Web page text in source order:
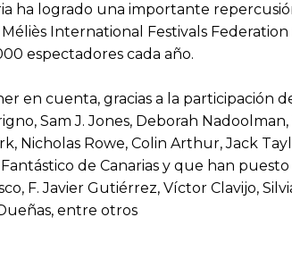
ha logrado una importante
International Festivals
espectadores cada año.
en cuenta, gracias a la participación
Sam J. Jones, Deborah
Nicholas Rowe, Colin Arthur, Jack
de Canarias y que han
F. Javier Gutiérrez, Víctor Clavijo,
entre otros